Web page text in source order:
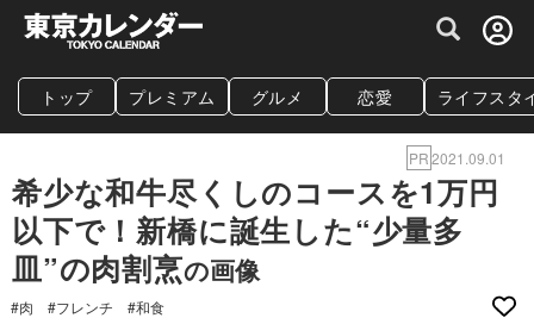
グルメ情報・プレミアムレストラン予約
トップ プレミアム グルメ 恋愛 ライフスタ
PR2021.09.01
希少な和牛尽くしのコースを1万円
以下で！新橋に誕生した“少量多
皿”の肉割烹の画像
#肉 #フレンチ #和食